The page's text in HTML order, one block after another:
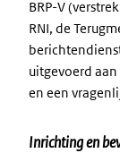
BRP-V
RNI, de
uitgevoerd
en een
Inrichting en